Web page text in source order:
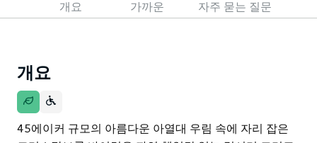
개요 가까운 자주 묻는 질문
개요
45에이커 규모의 아름다운 아열대 우림 속에 자리 잡은